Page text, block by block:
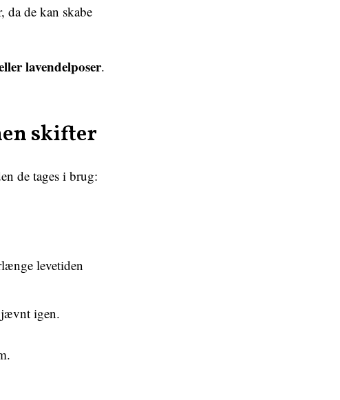
da de kan skabe
lavendelposer.
skifter
de tages i brug:
levetiden
igen.